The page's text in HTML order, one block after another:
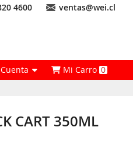
4600 ventas@wei.cl
Mi Carro0
CART 350ML